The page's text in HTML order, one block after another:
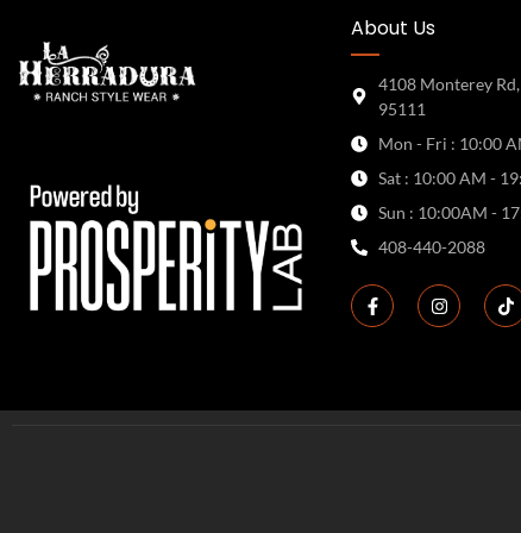
About Us
4108 Monterey Rd,
95111
Mon - Fri : 10:00
Sat : 10:00 AM -
Sun : 10:00AM -
408-440-2088